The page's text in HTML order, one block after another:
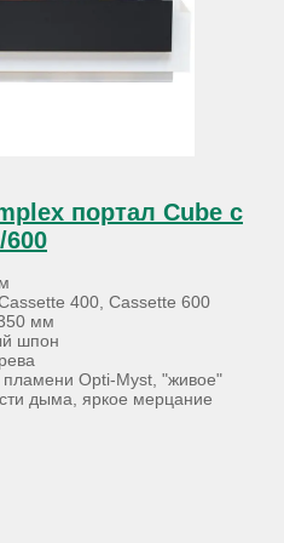
портал Cube с
600
400, Cassette 600
мм
шпон
Opti-Myst, "живое"
дыма, яркое мерцание